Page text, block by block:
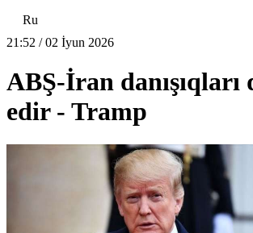
Ru
21:52 / 02 İyun 2026
ABŞ-İran danışıqları
edir - Tramp